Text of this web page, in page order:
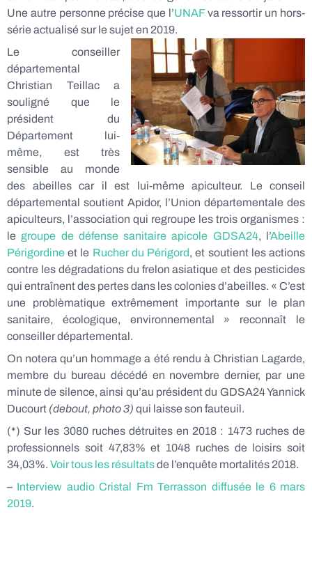
Une autre personne précise que l’UNAFva ressortir un hors-
série actualisé sur le sujet en 2019.
Le conseiller
départemental
Christian Teillac a
souligné que le
président du
Département lui-
même, est très
sensible au monde
des abeilles car il est lui-même apiculteur. Le conseil
départemental soutient Apidor, l’Union départementale des
apiculteurs, l’association qui regroupe les trois organismes :
legroupe de défense sanitaire apicole GDSA24, l’Abeille
Périgordine et le Rucher du Périgord, et soutient les actions
contre les dégradations du frelon asiatique et des pesticides
qui entraînent des pertes dans les colonies d’abeilles. « C’est
une problèmatique extrêmement importante sur le plan
sanitaire, écologique, environnemental » reconnaît le
conseiller départemental.
On notera qu’un hommage a été rendu à Christian Lagarde,
membre du bureau décédé en novembre dernier, par une
minute de silence, ainsi qu’au président du GDSA24 Yannick
Ducourt (debout, photo 3) qui laisse son fauteuil.
(*) Sur les 3080 ruches détruites en 2018 : 1473 ruches de
professionnels soit 47,83% et 1048 ruches de loisirs soit
34,03%. Voir tous les résultatsde l’enquête mortalités 2018.
– Interview audio Cristal Fm Terrasson diffusée le 6 mars
2019.